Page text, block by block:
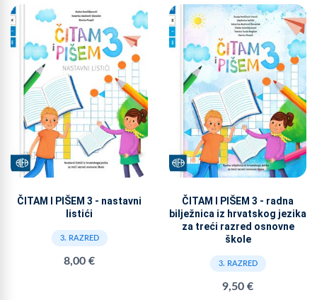
ČITAM I PIŠEM 3 - nastavni
listići
3. RAZRED
8,00 €
ČITAM I PIŠEM 3 - radna
bilježnica iz hrvatskog jezika
za treći razred osnovne
škole
3. RAZRED
9,50 €